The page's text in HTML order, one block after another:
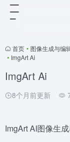
首页 • 图像生成与编
• ImgArt Ai
ImgArt Ai
8个月前更新
ImgArt AI图像生